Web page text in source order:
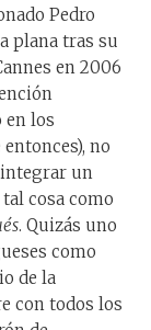
Pedro
plana tras su
en 2006
en los
no
integrar un
cosa como
. Quizás uno
como
de la
con todos los